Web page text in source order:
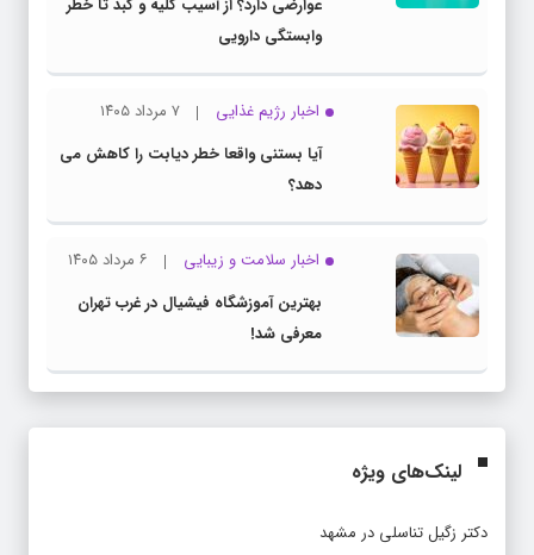
عوارضی دارد؟ از آسیب کلیه و کبد تا خطر
وابستگی دارویی
اخبار رژیم غذایی
۷ مرداد ۱۴۰۵
آیا بستنی واقعا خطر دیابت را کاهش می
دهد؟
اخبار سلامت و زیبایی
۶ مرداد ۱۴۰۵
بهترین آموزشگاه فیشیال در غرب تهران
معرفی شد!
لینک‌های ویژه
دکتر زگیل تناسلی در مشهد